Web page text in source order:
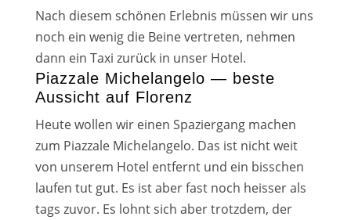
Nach die­sem schö­nen Erlebnis müs­sen wir uns
noch ein wenig die Beine ver­tre­ten, neh­men
dann ein Taxi zurück in unser Hotel.
Piazzale Michelangelo — beste
Aussicht auf Florenz
Heute wol­len wir einen Spaziergang machen
zum Piazzale Michelangelo. Das ist nicht weit
von unse­rem Hotel ent­fernt und ein biss­chen
lau­fen tut gut. Es ist aber fast noch heis­ser als
tags zuvor. Es lohnt sich aber trotz­dem, der